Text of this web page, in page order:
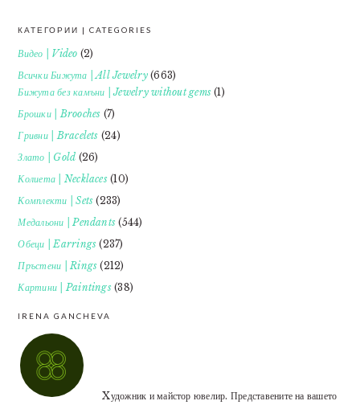
FOOTER
КАТЕГОРИИ | CATEGORIES
Видео | Video (2)
Всички Бижута | All Jewelry(663)
Бижута без камъни | Jewelry without gems (1)
Брошки | Brooches (7)
Гривни | Bracelets (24)
Злато | Gold (26)
Колиета | Necklaces(10)
Комплекти | Sets (233)
Медальони | Pendants (544)
Обеци | Earrings (237)
Пръстени | Rings (212)
Картини | Paintings(38)
IRENA GANCHEVA
Xудожник и майстор ювелир. Представените на вашето